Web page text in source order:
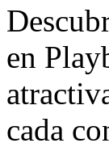
en
cada